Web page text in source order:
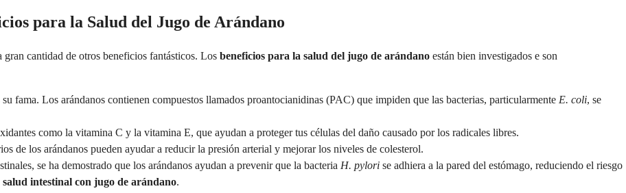
para la Salud del Jugo de Arándano
cantidad de otros beneficios fantásticos. Los beneficios para la salud del jugo de arándano están bien investigados e son
su fama. Los arándanos contienen compuestos llamados proantocianidinas (PAC) que impiden que las bacterias, particularmente E. coli, se
como la vitamina C y la vitamina E, que ayudan a proteger tus células del daño causado por los radicales libres.
de los arándanos pueden ayudar a reducir la presión arterial y mejorar los niveles de colesterol.
se ha demostrado que los arándanos ayudan a prevenir que la bacteria H. pylori se adhiera a la pared del estómago, reduciendo el riesgo
salud intestinal con jugo de arándano.